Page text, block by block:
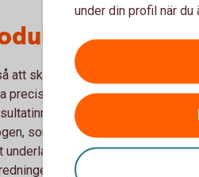
och
att skogspolitikens mål för
precisionen i arbetet och
miljöarbete, menar
som bättre speglar den
underlag för klimatpolitiken.
förslag på klara besked
under din profil när du